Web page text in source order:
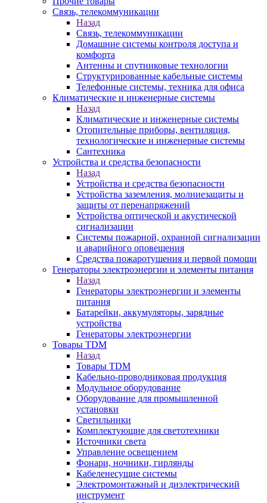
Связь, телекоммуникации
Назад
Связь, телекоммуникации
Домашние системы контроля доступа и
комфорта
Антенны и спутниковые технологии
Структурированные кабельные системы
Телефонные системы, техника для офиса
Климатические и инженерные системы
Назад
Климатические и инженерные системы
Отопительные приборы, вентиляция,
технологические и инженерные системы
Сантехника
Устройства и средства безопасности
Назад
Устройства и средства безопасности
Устройства заземления, молниезащиты и
защиты от перенапряжений
Устройства оптической и акустической
сигнализации
Системы пожарной, охранной сигнализации
и аварийного оповещения
Средства пожаротушения и первой помощи
Генераторы электроэнергии и элементы питания
Назад
Генераторы электроэнергии и элементы
питания
Батарейки, аккумуляторы, зарядные
устройства
Генераторы электроэнергии
Товары TDM
Назад
Товары TDM
Кабельно-проводниковая продукция
Модульное оборудование
Оборудование для промышленной
установки
Светильники
Комплектующие для светотехники
Источники света
Управление освещением
Фонари, ночники, гирлянды
Кабеленесущие системы
Электромонтажный и диэлектрический
инструмент